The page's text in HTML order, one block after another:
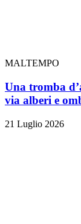
MALTEMPO
Una tromba
via alberi e
21 Luglio 2026